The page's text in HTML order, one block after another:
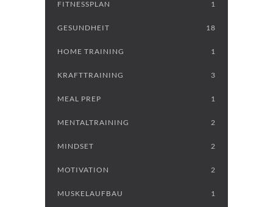
FITNESSPLAN 1
GESUNDHEIT 18
HOME TRAINING 1
KRAFTTRAINING 3
MEAL PREP 1
MENTALTRAINING 2
MINDSET 2
MOTIVATION 2
MUSKELAUFBAU 1